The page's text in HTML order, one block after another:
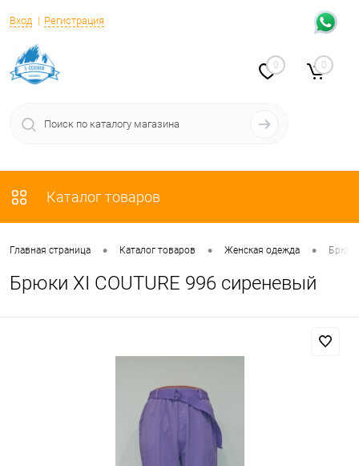
Вход Регистрация
0 0
Каталог товаров
Главная страница • Каталог товаров • Женская одежда • Брюки
Брюки XI COUTURE 996 сиреневый